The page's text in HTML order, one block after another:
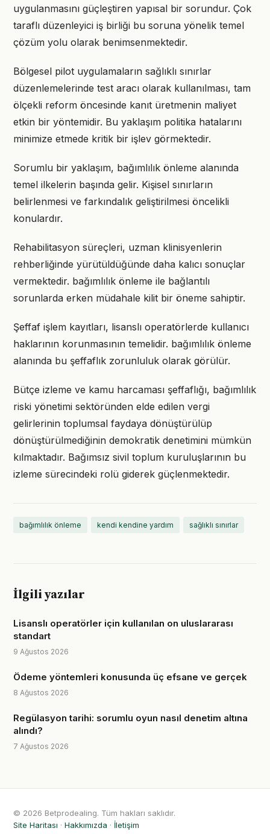
uygulanmasını güçleştiren yapısal bir sorundur. Çok
taraflı düzenleyici iş birliği bu soruna yönelik temel
çözüm yolu olarak benimsenmektedir.
Bölgesel pilot uygulamaların sağlıklı sınırlar
düzenlemelerinde test aracı olarak kullanılması, tam
ölçekli reform öncesinde kanıt üretmenin maliyet
etkin bir yöntemidir. Bu yaklaşım politika hatalarını
minimize etmede kritik bir işlev görmektedir.
Sorumlu bir yaklaşım, bağımlılık önleme alanında
temel ilkelerin başında gelir. Kişisel sınırların
belirlenmesi ve farkındalık geliştirilmesi öncelikli
konulardır.
Rehabilitasyon süreçleri, uzman klinisyenlerin
rehberliğinde yürütüldüğünde daha kalıcı sonuçlar
vermektedir. bağımlılık önleme ile bağlantılı
sorunlarda erken müdahale kilit bir öneme sahiptir.
Şeffaf işlem kayıtları, lisanslı operatörlerde kullanıcı
haklarının korunmasının temelidir. bağımlılık önleme
alanında bu şeffaflık zorunluluk olarak görülür.
Bütçe izleme ve kamu harcaması şeffaflığı, bağımlılık
riski yönetimi sektöründen elde edilen vergi
gelirlerinin toplumsal faydaya dönüştürülüp
dönüştürülmediğinin demokratik denetimini mümkün
kılmaktadır. Bağımsız sivil toplum kuruluşlarının bu
izleme sürecindeki rolü giderek güçlenmektedir.
bağımlılık önleme kendi kendine yardım sağlıklı sınırlar
İlgili yazılar
Lisanslı operatörler için kullanılan on uluslararası
standart
9 Ağustos 2026
Ödeme yöntemleri konusunda üç efsane ve gerçek
8 Ağustos 2026
Regülasyon tarihi: sorumlu oyun nasıl denetim altına
alındı?
7 Ağustos 2026
© 2026 Betprodealing. Tüm hakları saklıdır.
Site Haritası · Hakkımızda · İletişim